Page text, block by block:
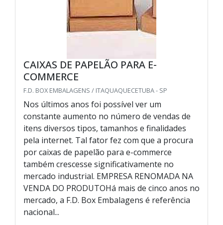
CAIXAS DE PAPELÃO PARA E-
COMMERCE
F.D. BOX EMBALAGENS / ITAQUAQUECETUBA - SP
Nos últimos anos foi possível ver um
constante aumento no número de vendas de
itens diversos tipos, tamanhos e finalidades
pela internet. Tal fator fez com que a procura
por caixas de papelão para e-commerce
também crescesse significativamente no
mercado industrial. EMPRESA RENOMADA NA
VENDA DO PRODUTOHá mais de cinco anos no
mercado, a F.D. Box Embalagens é referência
nacional...